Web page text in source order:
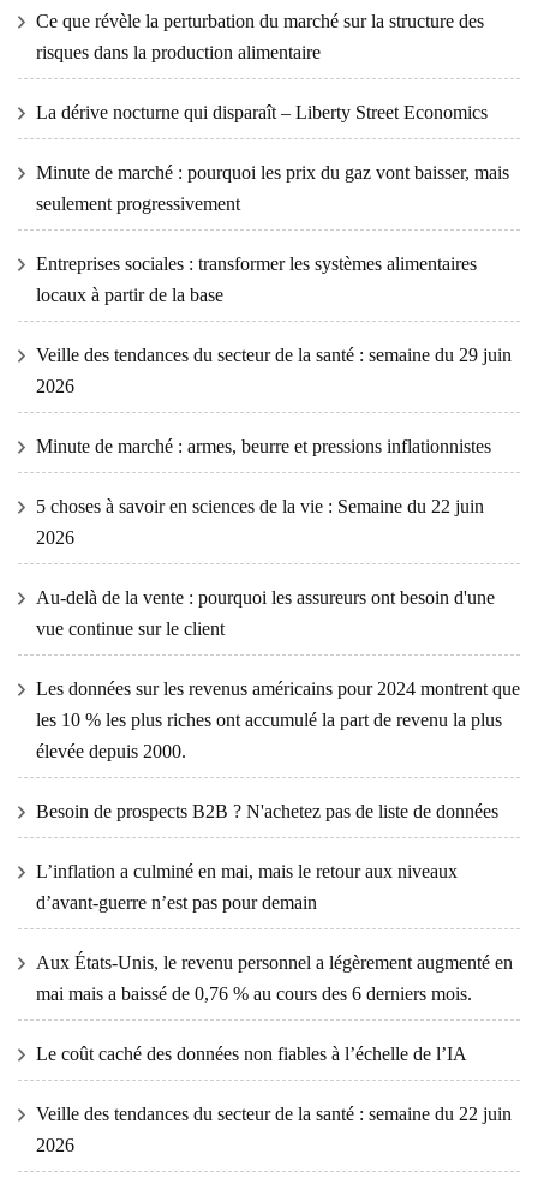
Ce que révèle la perturbation du marché sur la structure des
risques dans la production alimentaire
La dérive nocturne qui disparaît – Liberty Street Economics
Minute de marché : pourquoi les prix du gaz vont baisser, mais
seulement progressivement
Entreprises sociales : transformer les systèmes alimentaires
locaux à partir de la base
Veille des tendances du secteur de la santé : semaine du 29 juin
2026
Minute de marché : armes, beurre et pressions inflationnistes
5 choses à savoir en sciences de la vie : Semaine du 22 juin
2026
Au-delà de la vente : pourquoi les assureurs ont besoin d'une
vue continue sur le client
Les données sur les revenus américains pour 2024 montrent que
les 10 % les plus riches ont accumulé la part de revenu la plus
élevée depuis 2000.
Besoin de prospects B2B ? N'achetez pas de liste de données
L’inflation a culminé en mai, mais le retour aux niveaux
d’avant-guerre n’est pas pour demain
Aux États-Unis, le revenu personnel a légèrement augmenté en
mai mais a baissé de 0,76 % au cours des 6 derniers mois.
Le coût caché des données non fiables à l’échelle de l’IA
Veille des tendances du secteur de la santé : semaine du 22 juin
2026